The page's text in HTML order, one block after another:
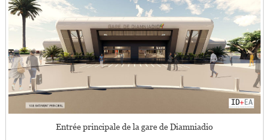
Entrée principale de la gare de Diamniadio